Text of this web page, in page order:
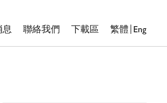
息 聯絡我們 下載區 繁體 Eng